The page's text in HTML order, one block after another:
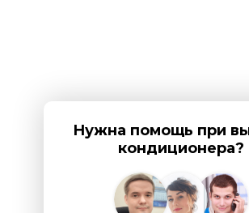
Нужна помощь при
кондиционера?